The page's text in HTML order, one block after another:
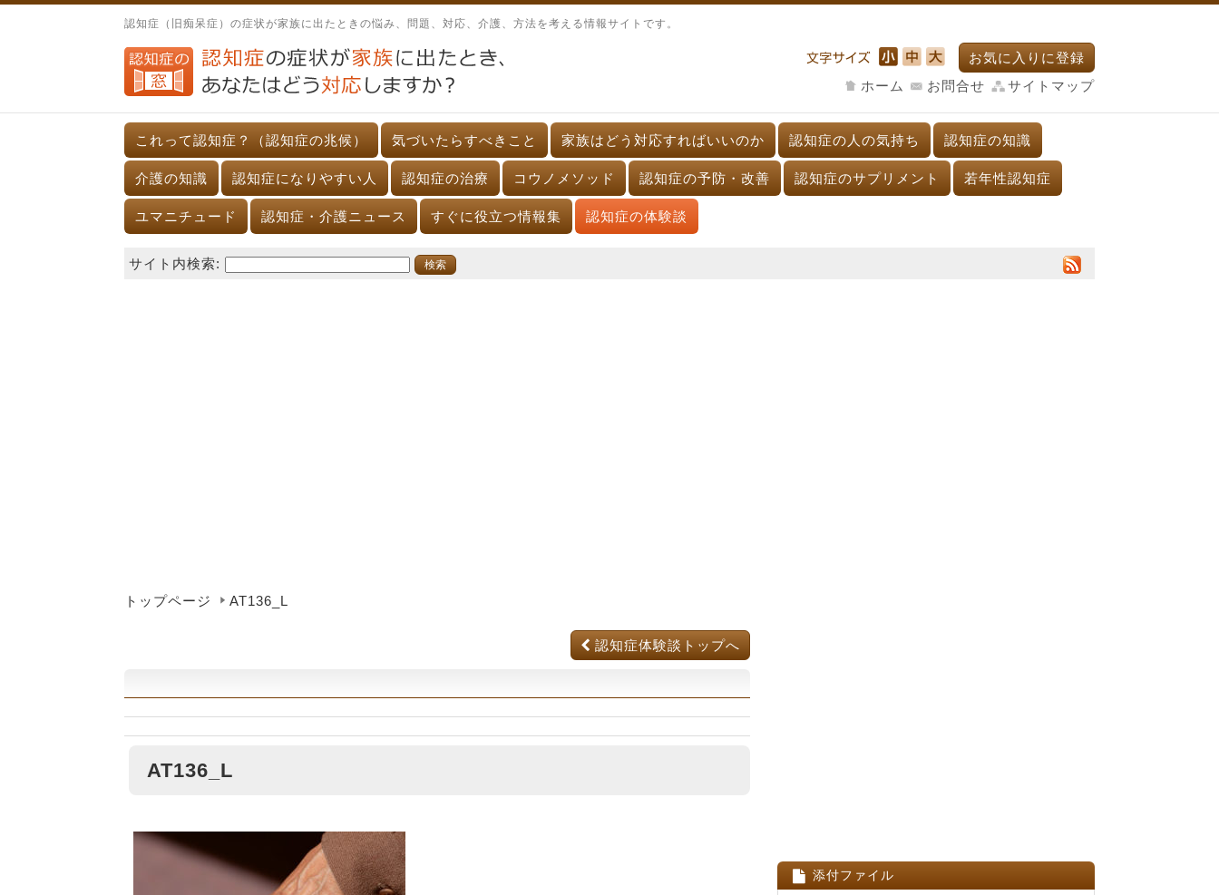
認知症（旧痴呆症）の症状が家族に出たときの悩み、問題、対応、介護、方法を考える情報サイトです。
お気に入りに登録
ホーム
お問合せ サイトマップ
これって認知症？（認知症の兆候） 気づいたらすべきこと 家族はどう対応すればいいのか 認知症の人の気持ち 認知症の知識
介護の知識 認知症になりやすい人 認知症の治療 コウノメソッド 認知症の予防・改善 認知症のサプリメント 若年性認知症
ユマニチュード 認知症・介護ニュース すぐに役立つ情報集 認知症の体験談
サイト内検索:
トップページ AT136_L
認知症体験談トップへ
AT136_L
添付ファイル